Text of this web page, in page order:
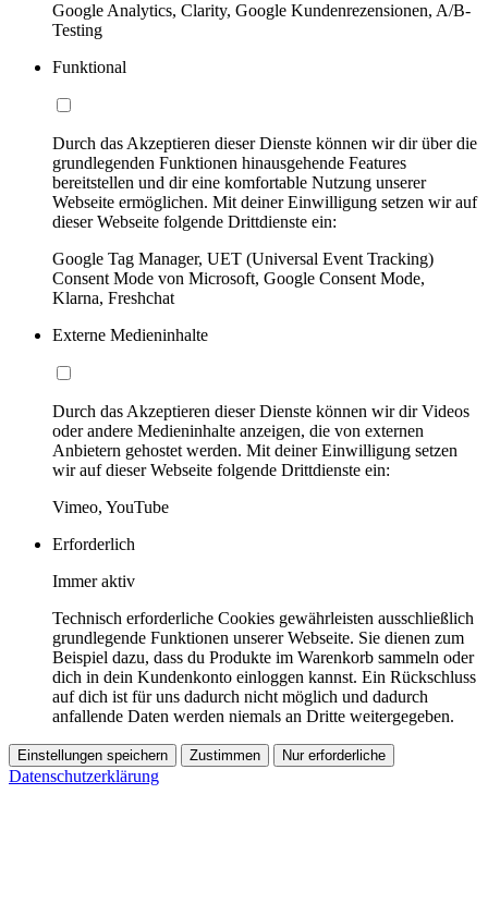
Google Analytics, Clarity, Google Kundenrezensionen, A/B-
Testing
Funktional
Durch das Akzeptieren dieser Dienste können wir dir über die
grundlegenden Funktionen hinausgehende Features
bereitstellen und dir eine komfortable Nutzung unserer
Webseite ermöglichen. Mit deiner Einwilligung setzen wir auf
dieser Webseite folgende Drittdienste ein:
Google Tag Manager, UET (Universal Event Tracking)
Consent Mode von Microsoft, Google Consent Mode,
Klarna, Freshchat
Externe Medieninhalte
Durch das Akzeptieren dieser Dienste können wir dir Videos
oder andere Medieninhalte anzeigen, die von externen
Anbietern gehostet werden. Mit deiner Einwilligung setzen
wir auf dieser Webseite folgende Drittdienste ein:
Vimeo, YouTube
Erforderlich
Immer aktiv
Technisch erforderliche Cookies gewährleisten ausschließlich
grundlegende Funktionen unserer Webseite. Sie dienen zum
Beispiel dazu, dass du Produkte im Warenkorb sammeln oder
dich in dein Kundenkonto einloggen kannst. Ein Rückschluss
auf dich ist für uns dadurch nicht möglich und dadurch
anfallende Daten werden niemals an Dritte weitergegeben.
Einstellungen speichern Zustimmen Nur erforderliche
Datenschutzerklärung